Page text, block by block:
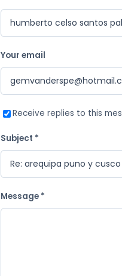
Your email
Receive replies to this
Subject *
Message *